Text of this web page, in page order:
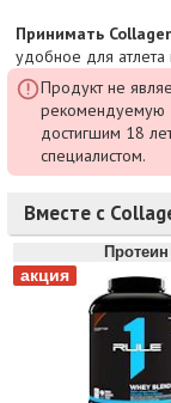
Принимать
удобное для атлета
Продукт не
рекомендуемую
достигшим 18
специалистом.
Вместе с
Протеин